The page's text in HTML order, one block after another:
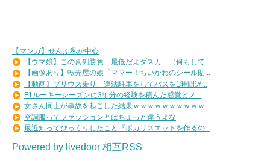
【マンガ】ぜんぶ私が中心
【ウマ娘】この真剣勝負…最低だよダスカ…（何もして...
【画像あり】転売屋の娘「ママー！ちいかわのシール貼...
【動画】プリウス乗り、違法駐車をしてバスを1時間遅...
F1ルーキーシーズンに3年分の経験を積んだ感覚とメ...
女さん同士が事故を起こした結果ｗｗｗｗｗｗｗｗｗｗ...
空調服ってファッションとはちょっと違うよな
最近知ってびっくりしたこと『ポカリスエットを作るの...
Powered by livedoor 相互RSS